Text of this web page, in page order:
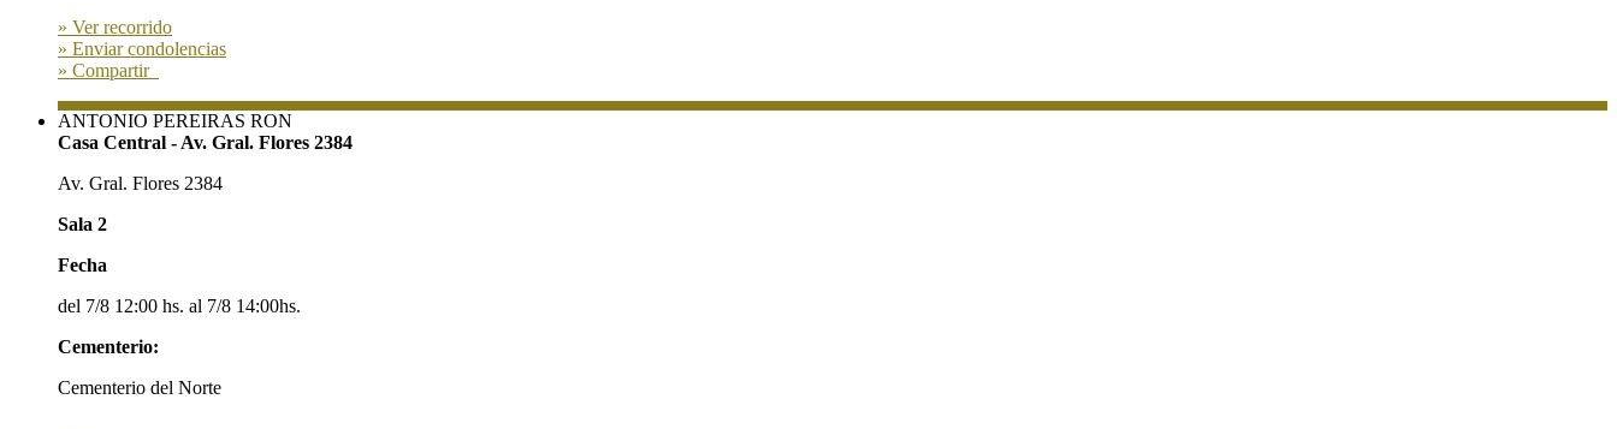
» Ver recorrido
» Enviar condolencias
» Compartir
ANTONIO PEREIRAS RON
Casa Central - Av. Gral. Flores 2384
Av. Gral. Flores 2384
Sala 2
Fecha
del 7/8 12:00 hs. al 7/8 14:00hs.
Cementerio:
Cementerio del Norte